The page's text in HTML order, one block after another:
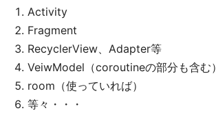
Activity
Fragment
RecyclerView、Adapter等
VeiwModel（coroutineの部分も含む）
room（使っていれば）
等々・・・